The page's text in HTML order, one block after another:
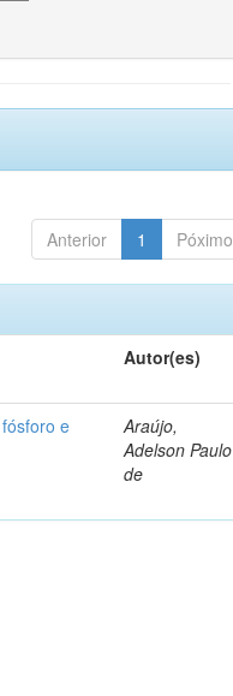
Anterior 1 Póximo
Autor(es)
e
Araújo,
Adelson Paulo
de